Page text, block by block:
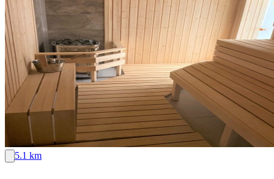
5.1 km